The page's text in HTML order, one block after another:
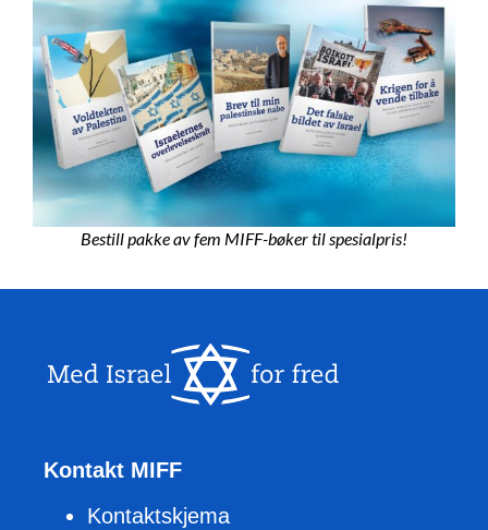
Bestill pakke av fem MIFF-bøker til spesialpris!
Kontakt MIFF
Kontaktskjema